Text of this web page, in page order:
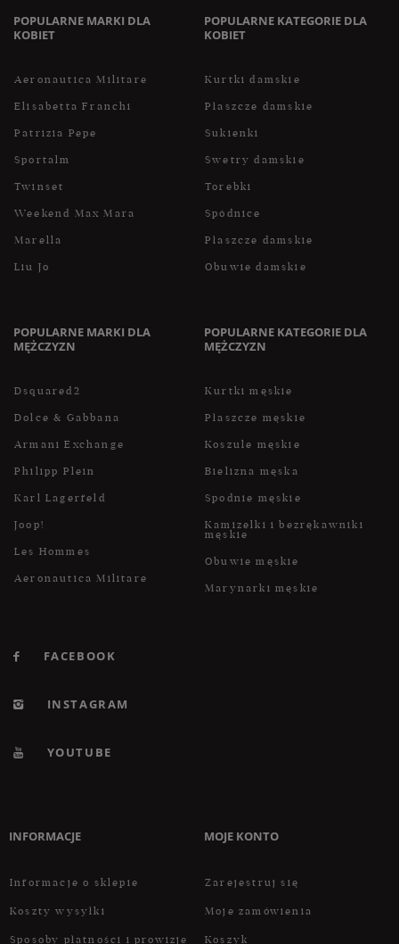
POPULARNE MARKI DLA
KOBIET
Aeronautica Militare
Elisabetta Franchi
Patrizia Pepe
Sportalm
Twinset
Weekend Max Mara
Marella
Liu Jo
POPULARNE KATEGORIE DLA
KOBIET
Kurtki damskie
Płaszcze damskie
Sukienki
Swetry damskie
Torebki
Spódnice
Płaszcze damskie
Obuwie damskie
POPULARNE MARKI DLA
MĘŻCZYZN
Dsquared2
Dolce & Gabbana
Armani Exchange
Philipp Plein
Karl Lagerfeld
Joop!
Les Hommes
Aeronautica Militare
POPULARNE KATEGORIE DLA
MĘŻCZYZN
Kurtki męskie
Płaszcze męskie
Koszule męskie
Bielizna męska
Spodnie męskie
Kamizelki i bezrękawniki
męskie
Obuwie męskie
Marynarki męskie
FACEBOOK
INSTAGRAM
YOUTUBE
INFORMACJE
Informacje o sklepie
Koszty wysyłki
Sposoby płatności i prowizje
MOJE KONTO
Zarejestruj się
Moje zamówienia
Koszyk